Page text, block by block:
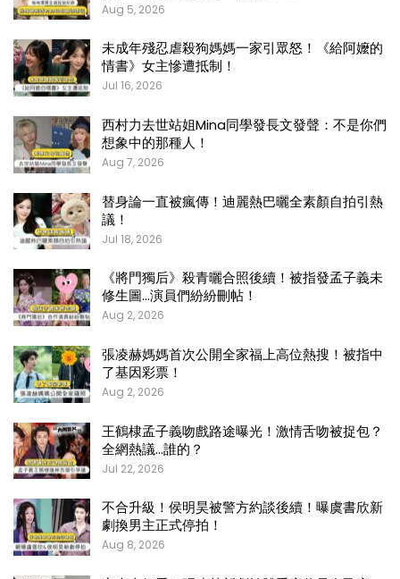
Aug 5, 2026
未成年殘忍虐殺狗媽媽一家引眾怒！《給阿嬤的
情書》女主慘遭抵制！
Jul 16, 2026
西村力去世站姐Mina同學發長文發聲：不是你們
想象中的那種人！
Aug 7, 2026
替身論一直被瘋傳！迪麗熱巴曬全素顏自拍引熱
議！
Jul 18, 2026
《將門獨后》殺青曬合照後續！被指發孟子義未
修生圖…演員們紛紛刪帖！
Aug 2, 2026
張凌赫媽媽首次公開全家福上高位熱搜！被指中
了基因彩票！
Aug 2, 2026
王鶴棣孟子義吻戲路途曝光！激情舌吻被捉包？
全網熱議…誰的？
Jul 22, 2026
不合升級！侯明昊被警方約談後續！曝虞書欣新
劇換男主正式停拍！
Aug 8, 2026